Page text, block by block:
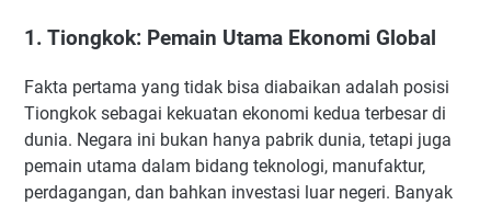
1. Tiongkok: Pemain Utama Ekonomi Global
Fakta pertama yang tidak bisa diabaikan adalah posisi
Tiongkok sebagai kekuatan ekonomi kedua terbesar di
dunia. Negara ini bukan hanya pabrik dunia, tetapi juga
pemain utama dalam bidang teknologi, manufaktur,
perdagangan, dan bahkan investasi luar negeri. Banyak